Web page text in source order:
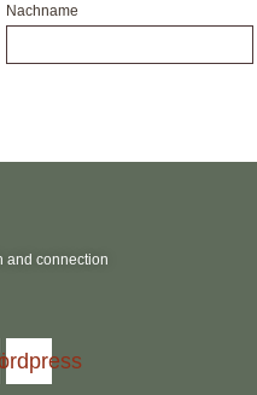
Nachname
and connection